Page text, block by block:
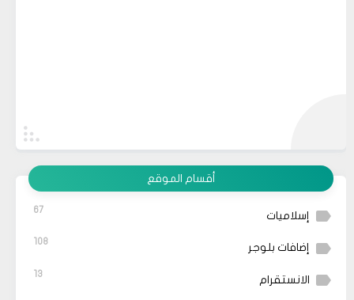
أقسام الموقع
إسلاميات 67
إضافات بلوجر 108
الانستقرام 13